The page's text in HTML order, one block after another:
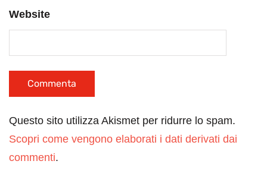
Website
Questo sito utilizza Akismet per ridurre lo spam.
Scopri come vengono elaborati i dati derivati dai
commenti.